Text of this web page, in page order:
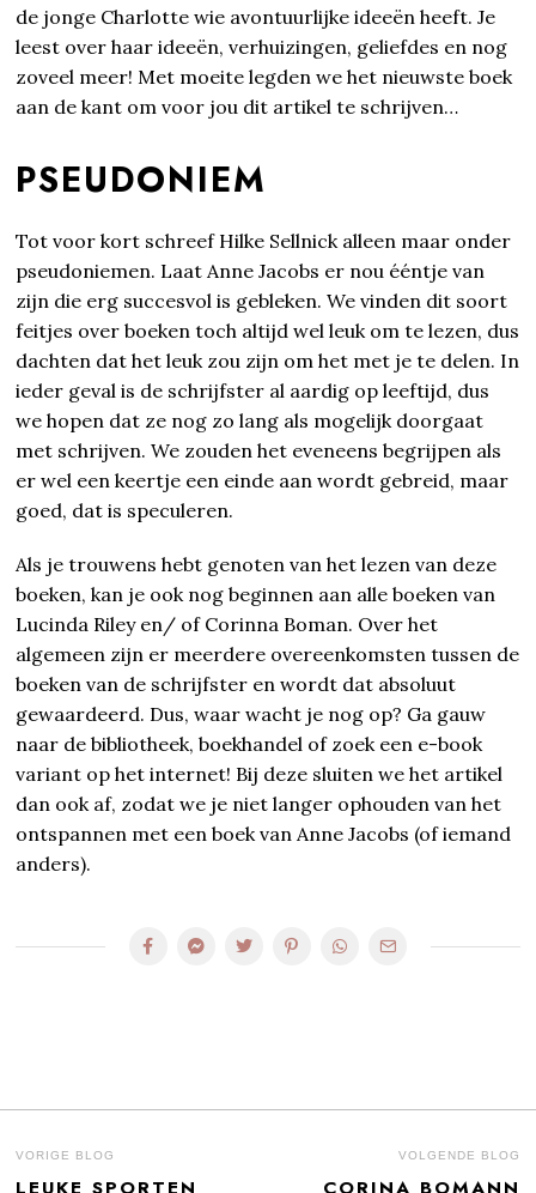
de jonge Charlotte wie avontuurlijke ideeën heeft. Je
leest over haar ideeën, verhuizingen, geliefdes en nog
zoveel meer! Met moeite legden we het nieuwste boek
aan de kant om voor jou dit artikel te schrijven…
PSEUDONIEM
Tot voor kort schreef Hilke Sellnick alleen maar onder
pseudoniemen. Laat Anne Jacobs er nou ééntje van
zijn die erg succesvol is gebleken. We vinden dit soort
feitjes over boeken toch altijd wel leuk om te lezen, dus
dachten dat het leuk zou zijn om het met je te delen. In
ieder geval is de schrijfster al aardig op leeftijd, dus
we hopen dat ze nog zo lang als mogelijk doorgaat
met schrijven. We zouden het eveneens begrijpen als
er wel een keertje een einde aan wordt gebreid, maar
goed, dat is speculeren.
Als je trouwens hebt genoten van het lezen van deze
boeken, kan je ook nog beginnen aan alle boeken van
Lucinda Riley en/ of Corinna Boman. Over het
algemeen zijn er meerdere overeenkomsten tussen de
boeken van de schrijfster en wordt dat absoluut
gewaardeerd. Dus, waar wacht je nog op? Ga gauw
naar de bibliotheek, boekhandel of zoek een e-book
variant op het internet! Bij deze sluiten we het artikel
dan ook af, zodat we je niet langer ophouden van het
ontspannen met een boek van Anne Jacobs (of iemand
anders).
BERICHT
VORIGE BLOG
Previous
VOLGENDE BLOG